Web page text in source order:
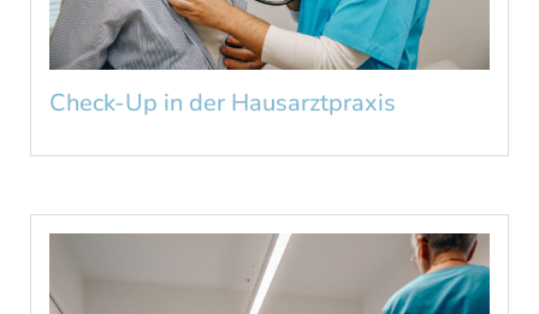
Check-Up in der Hausarztpraxis